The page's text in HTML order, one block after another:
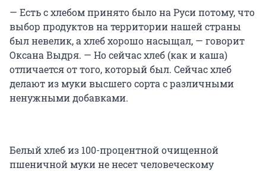
— Есть с хлебом принято было на Руси потому, что
выбор продуктов на территории нашей страны
был невелик, а хлеб хорошо насыщал, — говорит
Оксана Выдря. — Но сейчас хлеб (как и каша)
отличается от того, который был. Сейчас хлеб
делают из муки высшего сорта с различными
ненужными добавками.
Белый хлеб из 100-процентной очищенной
пшеничной муки не несет человеческому